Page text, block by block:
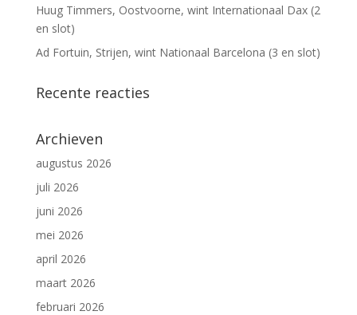
Huug Timmers, Oostvoorne, wint Internationaal Dax (2
en slot)
Ad Fortuin, Strijen, wint Nationaal Barcelona (3 en slot)
Recente reacties
Archieven
augustus 2026
juli 2026
juni 2026
mei 2026
april 2026
maart 2026
februari 2026